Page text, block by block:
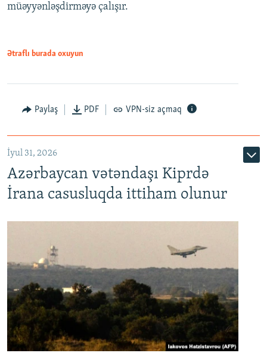
müəyyənləşdirməyə çalışır.
Ətraflı burada oxuyun
Paylaş PDF VPN-siz açmaq
İyul 31, 2026
Azərbaycan vətəndaşı Kiprdə
İrana casusluqda ittiham olunur